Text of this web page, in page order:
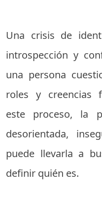
Una crisis de
introspección y
una persona
roles y creencias
este proceso, la
desorientada,
puede llevarla a
definir quién es.